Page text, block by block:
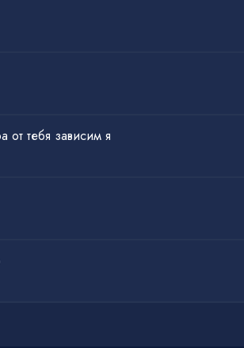
от тебя зависим я